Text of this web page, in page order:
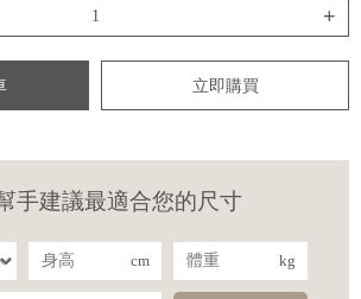
+
立即購買
手建議最適合您的尺寸
cm kg